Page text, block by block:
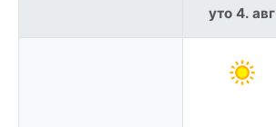
уто 4. авг